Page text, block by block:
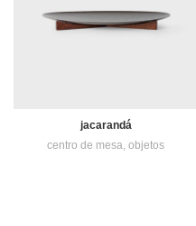
jacarandá
centro de mesa, objetos